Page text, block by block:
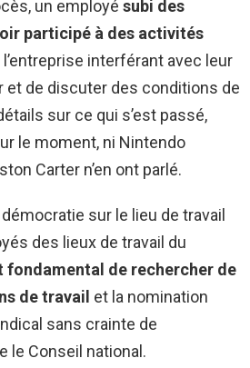
un employé subi des
participé à des activités
l’entreprise interférant avec leur
et de discuter des conditions de
sur ce qui s’est passé,
le moment, ni Nintendo
Carter n’en ont parlé.
sur le lieu de travail
des lieux de travail du
fondamental de rechercher de
de travail et la nomination
sans crainte de
le Conseil national.